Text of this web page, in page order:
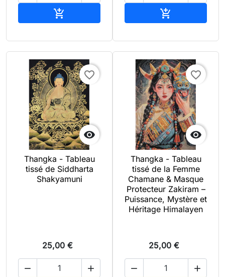
 

favorite_border
Thangka - Tableau
tissé de Siddharta
Shakyamuni
25,00 €
 

favorite_border
Thangka - Tableau
tissé de la Femme
Chamane & Masque
Protecteur Zakiram –
Puissance, Mystère et
Héritage Himalayen
25,00 €
 